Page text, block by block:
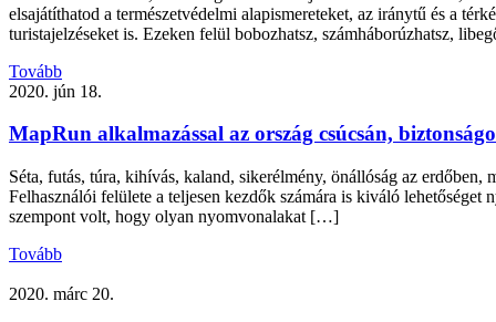
elsajátíthatod a természetvédelmi alapismereteket, az iránytű és a
turistajelzéseket is. Ezeken felül bobozhatsz, számháborúzhatsz,
Tovább
2020. jún 18.
MapRun alkalmazással az ország csúcsán,
Séta, futás, túra, kihívás, kaland, sikerélmény, önállóság az
Felhasználói felülete a teljesen kezdők számára is kiváló
szempont volt, hogy olyan nyomvonalakat […]
Tovább
2020. márc 20.